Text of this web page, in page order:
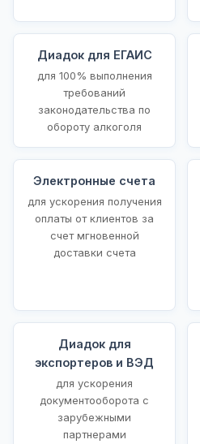
Диадок для ЕГАИС
для 100% выполнения
требований
законодательства по
обороту алкоголя
Электронные счета
для ускорения получения
оплаты от клиентов за
счет мгновенной
доставки счета
Диадок для
экспортеров и ВЭД
для ускорения
документооборота с
зарубежными
партнерами